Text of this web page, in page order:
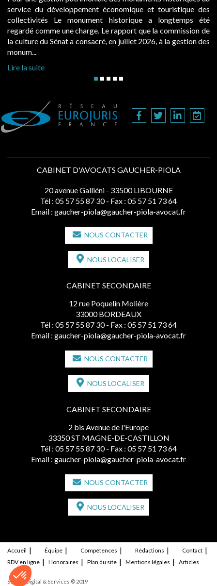
du développement économique et touristique des
Le monument historique a longtemps été
comme une charge. Le rapport que la commission de
culture du Sénat a consacré, en juillet 2026, à la gestion des
la suite
CABINET D'AVOCATS GAUCHER-PIOLA
20 avenue Galliéni - 33500 LIBOURNE
Tél : 05 57 55 87 30 - Fax : 05 57 51 73 64
Email : gaucher-piola@gaucher-piola-avocat.fr
NOUS CONTACTER
NOUS LOCALISER
CABINET SECONDAIRE
12 rue Poquelin Molière
33000 BORDEAUX
Tél : 05 57 55 87 30 - Fax : 05 57 51 73 64
Email : gaucher-piola@gaucher-piola-avocat.fr
NOUS CONTACTER
NOUS LOCALISER
CABINET SECONDAIRE
2 bis Avenue de l'Europe
33350 ST MAGNE-DE-CASTILLON
Tél : 05 57 55 87 30 - Fax : 05 57 51 73 64
Email : gaucher-piola@gaucher-piola-avocat.fr
NOUS CONTACTER
NOUS LOCALISER
Accueil Équipe Compétences Rédactions
Contact
RDV en ligne
Honoraires Plan du site Mentions légales Articles
Septeo Digital & Services © 2019